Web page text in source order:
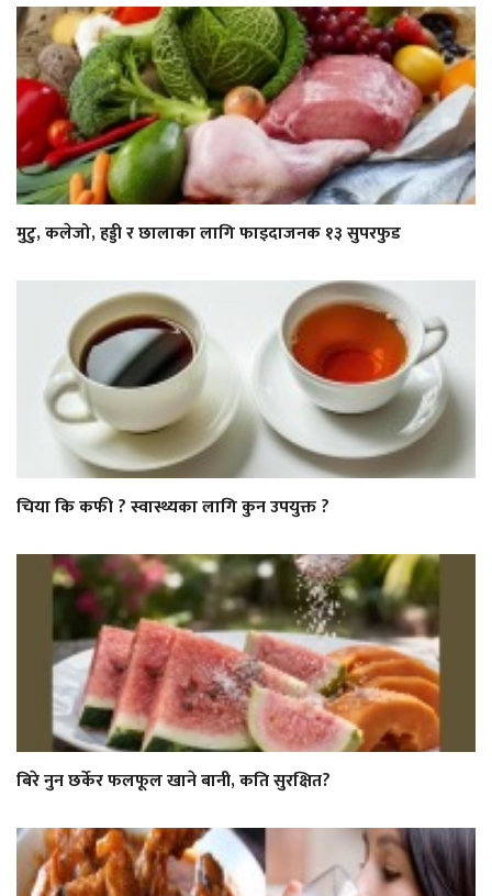
मुटु, कलेजो, हड्डी र छालाका लागि फाइदाजनक १३ सुपरफुड
चिया कि कफी ? स्वास्थ्यका लागि कुन उपयुक्त ?
बिरे नुन छर्केर फलफूल खाने बानी, कति सुरक्षित?